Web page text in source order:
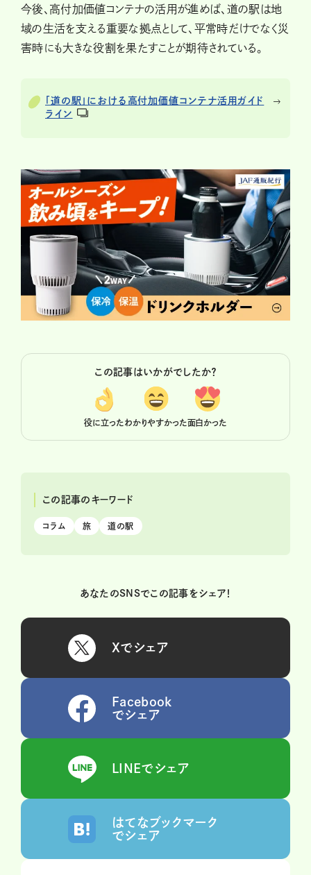
今後、高付加価値コンテナの活用が進めば、道の駅は地
域の生活を支える重要な拠点として、平常時だけでなく災
害時にも大きな役割を果たすことが期待されている。
「道の駅」における高付加価値コンテナ活用ガイド
ライン
この記事はいかがでしたか？
役に立ったわかりやすかった面白かった
この記事のキーワード
コラム 旅 道の駅
あなたのSNSでこの記事をシェア！
Xでシェア
Facebook
でシェア
LINEでシェア
はてなブックマーク
でシェア